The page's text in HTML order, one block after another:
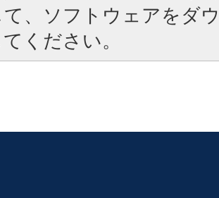
て、ソフトウェアをダ
ください。